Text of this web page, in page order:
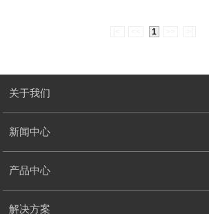
1
关于我们
新闻中心
产品中心
解决方案